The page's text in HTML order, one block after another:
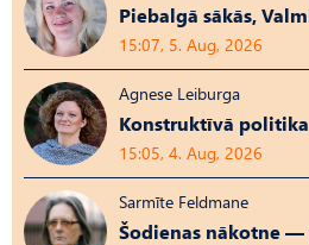
Piebalgā sākās,
15:07, 5. Aug, 2026
Agnese Leiburga
Konstruktīvā politika
15:05, 4. Aug, 2026
Sarmīte Feldmane
Šodienas nākotne